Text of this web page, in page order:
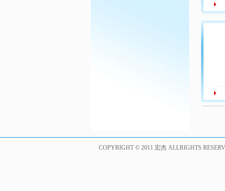
COPYRIGHT © 2011 宏杰 ALLRIGHTS